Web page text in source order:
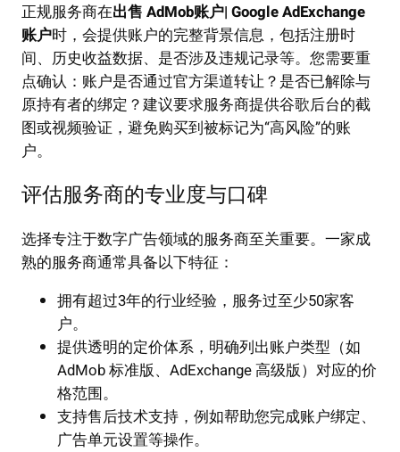
正规服务商在出售 AdMob账户| Google AdExchange
账户时，会提供账户的完整背景信息，包括注册时
间、历史收益数据、是否涉及违规记录等。您需要重
点确认：账户是否通过官方渠道转让？是否已解除与
原持有者的绑定？建议要求服务商提供谷歌后台的截
图或视频验证，避免购买到被标记为“高风险”的账
户。
评估服务商的专业度与口碑
选择专注于数字广告领域的服务商至关重要。一家成
熟的服务商通常具备以下特征：
拥有超过3年的行业经验，服务过至少50家客
户。
提供透明的定价体系，明确列出账户类型（如
AdMob 标准版、AdExchange 高级版）对应的价
格范围。
支持售后技术支持，例如帮助您完成账户绑定、
广告单元设置等操作。